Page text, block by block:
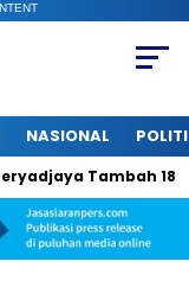
NASIONAL
Tambah 182